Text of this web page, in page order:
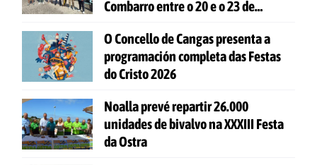
Combarro entre o 20 e o 23 de
O Concello de Cangas presenta a
programación completa das Festas
do Cristo 2026
Noalla prevé repartir 26.000
unidades de bivalvo na XXXIII Festa
da Ostra